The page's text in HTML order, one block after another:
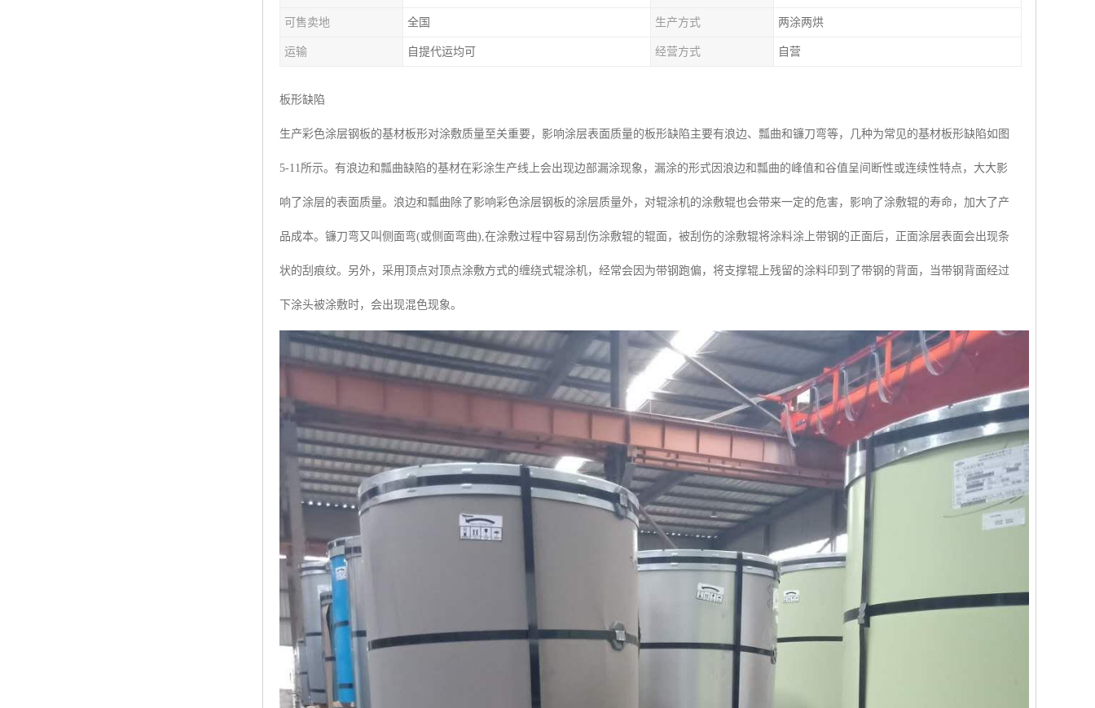
可售卖地 全国 生产方式 两涂两烘
运输 自提代运均可 经营方式 自营
板形缺陷
生产彩色涂层钢板的基材板形对涂敷质量至关重要，影响涂层表面质量的板形缺陷主要有浪边、瓢曲和镰刀弯等，几种为常见的基材板形缺陷如图
5-11所示。有浪边和瓢曲缺陷的基材在彩涂生产线上会出现边部漏涂现象，漏涂的形式因浪边和瓢曲的峰值和谷值呈间断性或连续性特点，大大影
响了涂层的表面质量。浪边和瓢曲除了影响彩色涂层钢板的涂层质量外，对辊涂机的涂敷辊也会带来一定的危害，影响了涂敷辊的寿命，加大了产
品成本。镰刀弯又叫侧面弯(或侧面弯曲),在涂敷过程中容易刮伤涂敷辊的辊面，被刮伤的涂敷辊将涂料涂上带钢的正面后，正面涂层表面会出现条
状的刮痕纹。另外，采用顶点对顶点涂敷方式的缠绕式辊涂机，经常会因为带钢跑偏，将支撑辊上残留的涂料印到了带钢的背面，当带钢背面经过
下涂头被涂敷时，会出现混色现象。